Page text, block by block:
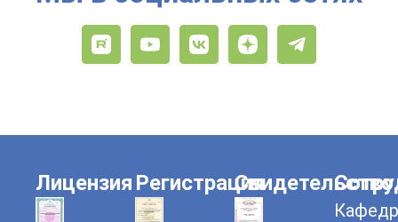
Лицензия РегистрацияСвидетельство